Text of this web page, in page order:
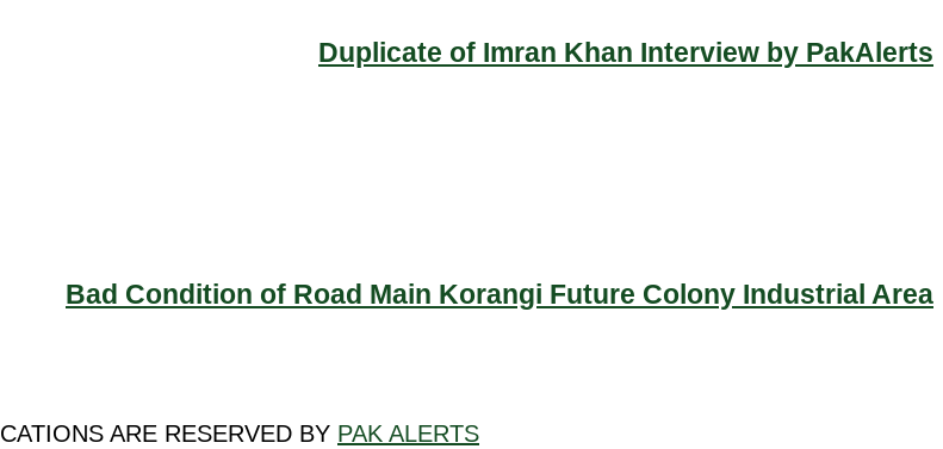
Duplicate of Imran Khan Interview by PakAlerts
Bad Condition of Road Main Korangi Future Colony Industrial Area
ARE RESERVED BY PAK ALERTS